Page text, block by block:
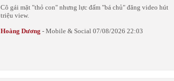
Cô gái mặt "thỏ con" nhưng lực đấm "bá chủ" đăng video hút
triệu view.
Hoàng Dương - Mobile & Social 07/08/2026 22:03